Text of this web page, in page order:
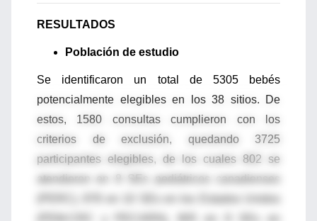
RESULTADOS
Población de estudio
Se identificaron un total de 5305 bebés
potencialmente elegibles en los 38 sitios. De
estos, 1580 consultas cumplieron con los
criterios de exclusión, quedando 3725
participantes elegibles, de los cuales 802 se
atendieron en 8 SEs pediátricos canadienses